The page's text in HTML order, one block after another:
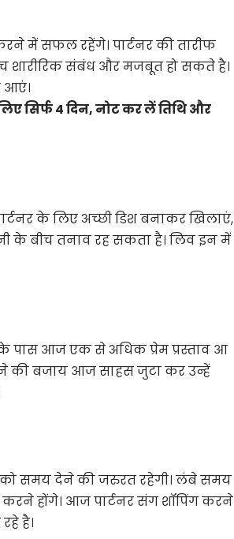
में सफल रहेंगे। पार्टनर की तारीफ
शारीरिक संबंध और मजबूत हो सकते है।
आएं।
सिर्फ 4 दिन, नोट कर लें तिथि और
के लिए अच्छी डिश बनाकर खिलाएं,
के बीच तनाव रह सकता है। लिव इन में
पास आज एक से अधिक प्रेम प्रस्ताव आ
की बजाय आज साहस जुटा कर उन्हें
को समय देने की जरुरत रहेगी। लंबे समय
होंगे। आज पार्टनर संग शॉपिंग करने
है।